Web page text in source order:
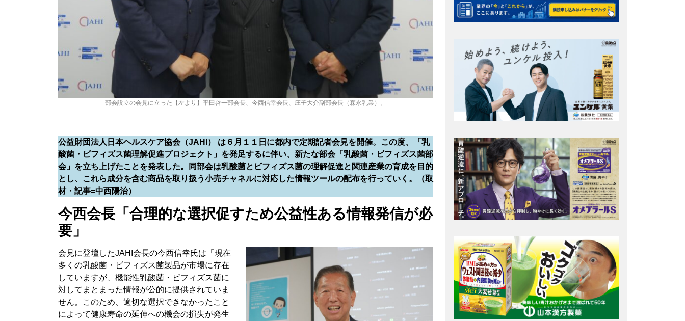
部会設立の会見に立った【左より】平田啓一部会長、今西信幸会長、庄子大介副部会長（森永乳業）。
公益財団法人日本ヘルスケア協会（JAHI） は６月１１日に都内で定期記者会見を開催。この度、「乳
酸菌・ビフィズス菌理解促進プロジェクト」を発足するに伴い、新たな部会「乳酸菌・ビフィズス菌部
会」を立ち上げたことを発表した。同部会は乳酸菌とビフィズス菌の理解促進と関連産業の育成を目的
とし、これら成分を含む商品を取り扱う小売チャネルに対応した情報ツールの配布を行っていく。（取
材・記事=中西陽治）
今西会長「合理的な選択促すため公益性ある情報発信が必
要」
会見に登壇したJAHI会長の今西信幸氏は「現在
多くの乳酸菌・ビフィズス菌製品が市場に存在
していますが、機能性乳酸菌・ビフィズス菌に
対してまとまった情報が公的に提供されていま
せん。このため、適切な選択できなかったこと
によって健康寿命の延伸への機会の損失が発生